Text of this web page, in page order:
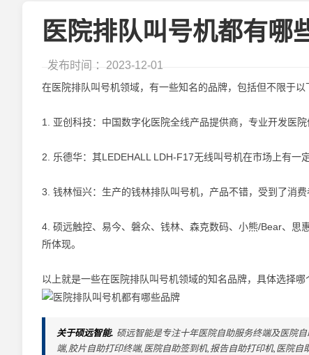
医院排队叫号机都有哪
发布时间 ：2023-12-01
在医院排队叫号机领域，有一些知名的品牌，包括但不限于以
1. 亚创科技：中国数字化医院全线产品提供商，专业开发医
2. 乐德华：其LEDEHALL LDH-F17无线叫号机在市场上有一
3. 钱林恒兴：生产的钱林排队叫号机，产品不错，受到了消费
4. 硕远触控、易今、磐众、钱林、森克数码、小熊/Bear、
所体现。
以上就是一些在医院排队叫号机领域的知名品牌，具体选择
关于硕远智能. 硕远智能是专注十年医院自助服务终端及医院
端,胶片自助打印终端,医院自助签到机,报告自助打印机,医院